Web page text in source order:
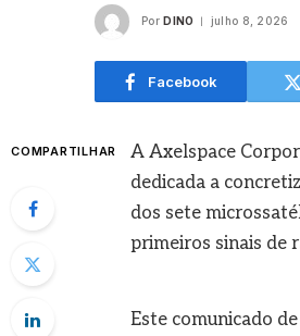
Por DINO julho 8, 2026
Facebook
COMPARTILHAR
A Axelspace
dedicada a
dos sete
primeiros sinais de
Este comunicado